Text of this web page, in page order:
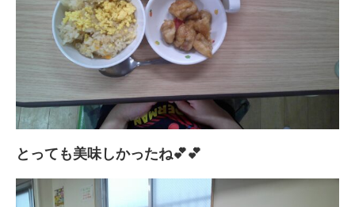
とっても美味しかったね💕💕